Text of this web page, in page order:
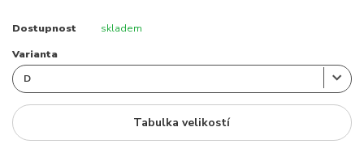
Dostupnost skladem
Varianta
Tabulka velikostí